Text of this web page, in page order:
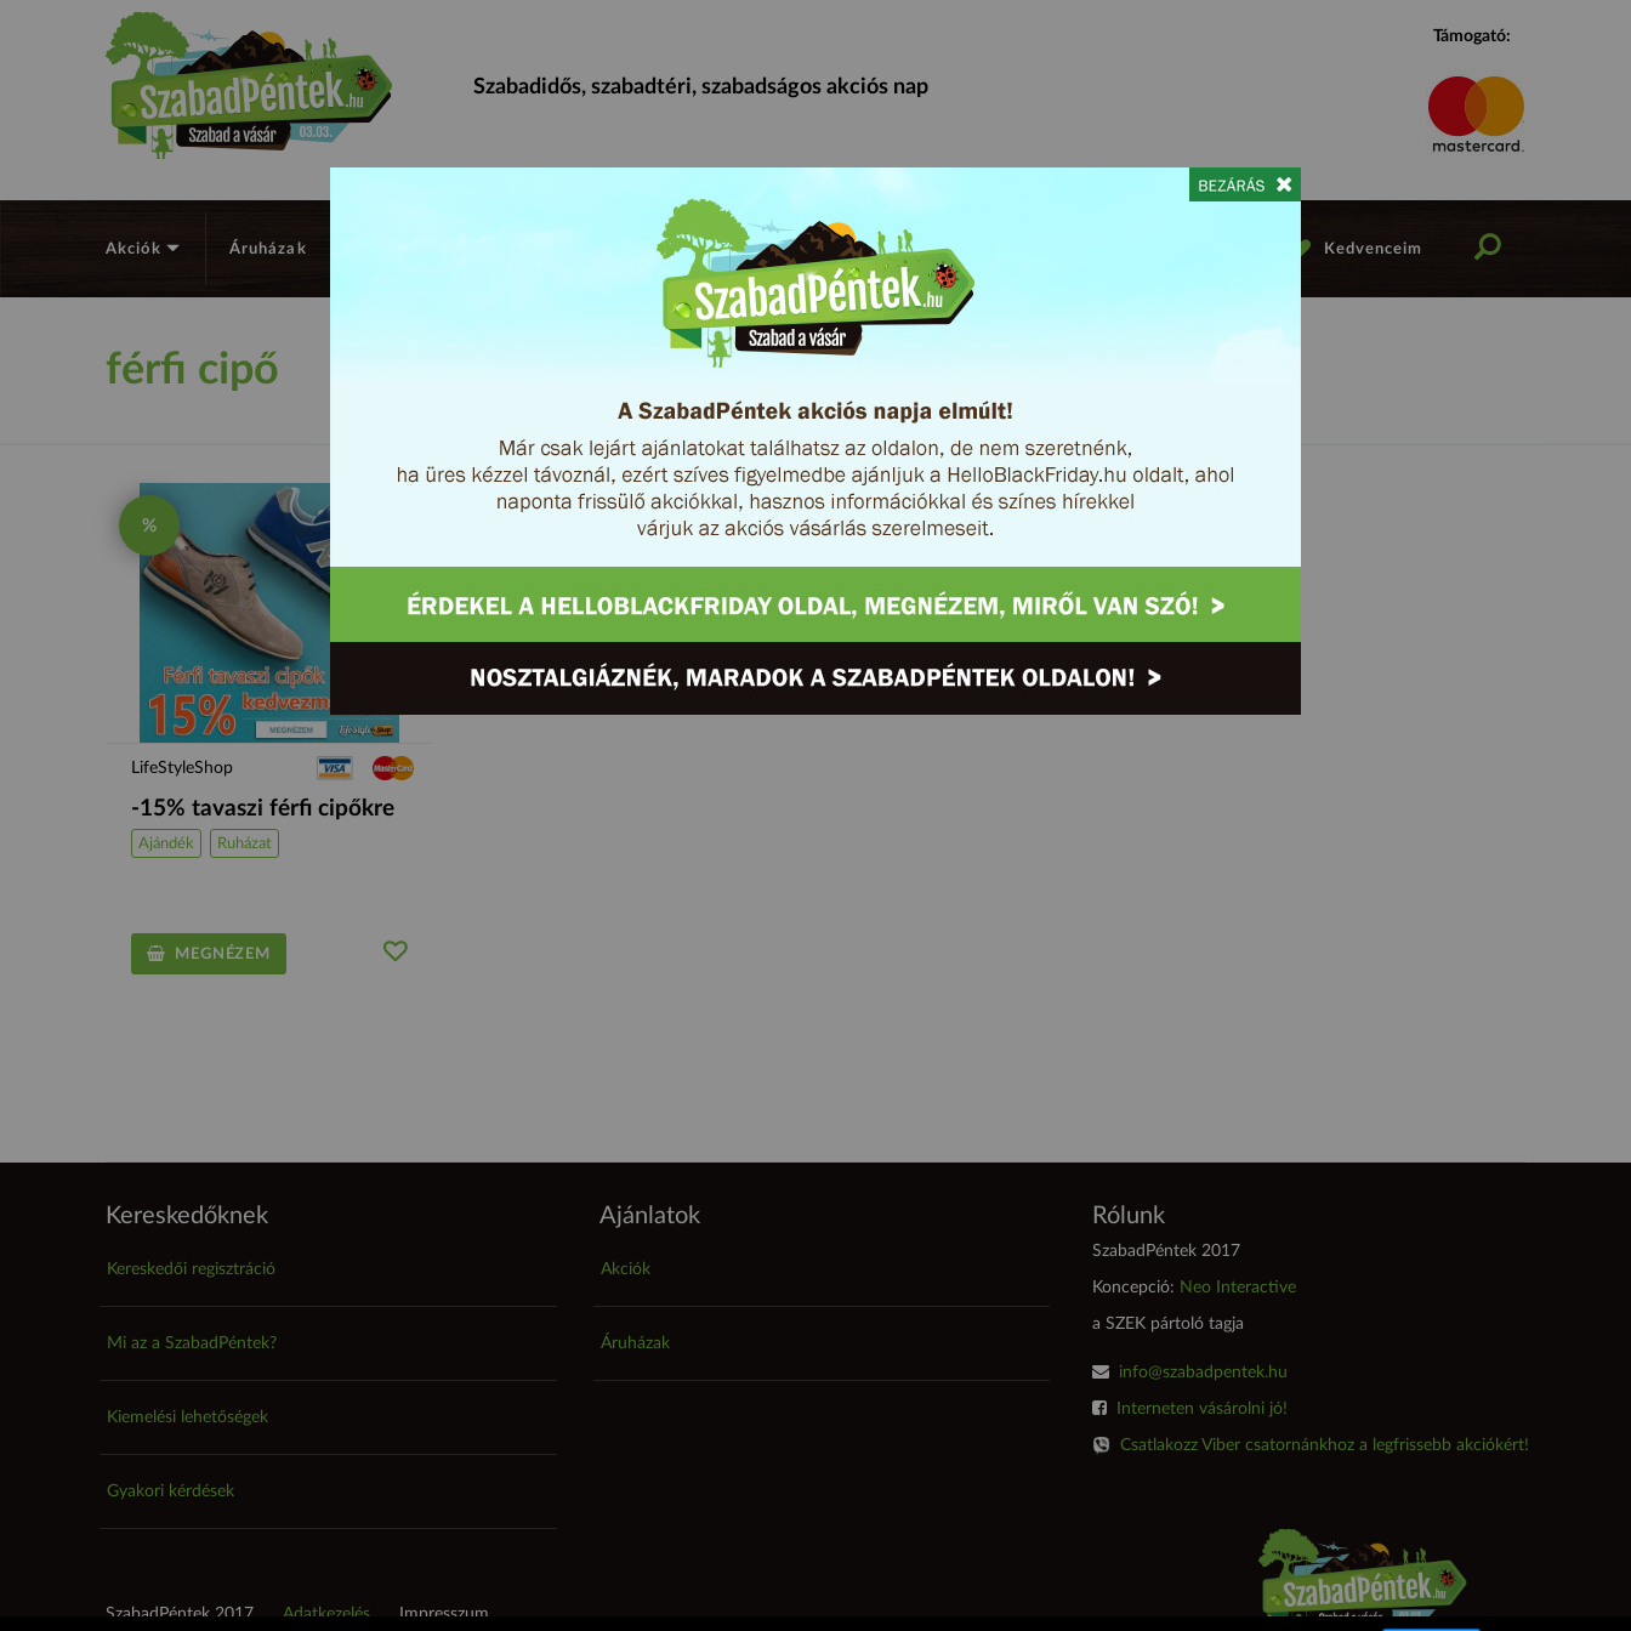
Szabadidős, szabadtéri, szabadságos akciós nap
Támogató:
Akciók Áruházak Mi az a SzabadPéntek? Kedvenceim
férfi cipő
%
LifeStyleShop
-15% tavaszi férfi cipőkre
Ajándék Ruházat
MEGNÉZEM
Kereskedőknek
Kereskedői regisztráció
Mi az a SzabadPéntek?
Kiemelési lehetőségek
Gyakori kérdések
Ajánlatok
Akciók
Áruházak
Rólunk
SzabadPéntek 2017
Koncepció: Neo Interactive
a SZEK pártoló tagja
info@szabadpentek.hu
Interneten vásárolni jó!
Csatlakozz Viber csatornánkhoz a legfrissebb akciókért!
SzabadPéntek 2017 Adatkezelés Impresszum